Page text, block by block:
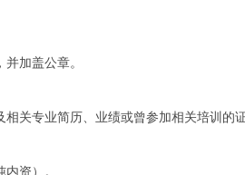
加盖公章。
关专业简历、业绩或曾参加相关培训的证
资）。